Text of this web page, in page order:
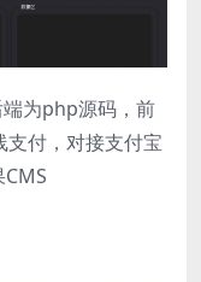
为php源码，前
支付，对接支付宝